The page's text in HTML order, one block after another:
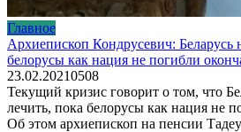
Главное
Архиепископ Кондрусевич: Беларусь
белорусы как нация не погибли
23.02.20210508
Текущий кризис говорит о том, что
лечить, пока белорусы как нация не
Об этом архиепископ на пенсии